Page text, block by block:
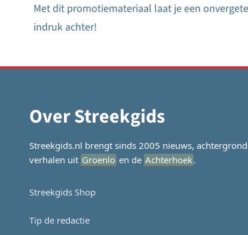
Bericht
Met dit promotiemateriaal laat je een
indruk achter!
Over Streekgids
Streekgids.nl brengt sinds 2005 nieuws,
verhalen uit Groenlo en de Achterhoek.
Streekgids Shop
Tip de redactie